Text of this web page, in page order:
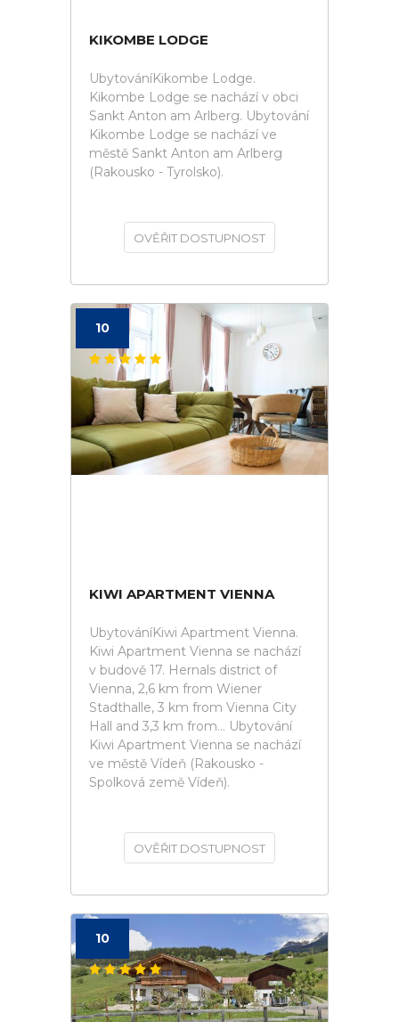
KIKOMBE LODGE
UbytováníKikombe Lodge.
Kikombe Lodge se nachází v obci
Sankt Anton am Arlberg. Ubytování
Kikombe Lodge se nachází ve
městě Sankt Anton am Arlberg
(Rakousko - Tyrolsko).
OVĚŘIT DOSTUPNOST
10
KIWI APARTMENT VIENNA
UbytováníKiwi Apartment Vienna.
Kiwi Apartment Vienna se nachází
v budově 17. Hernals district of
Vienna, 2,6 km from Wiener
Stadthalle, 3 km from Vienna City
Hall and 3,3 km from... Ubytování
Kiwi Apartment Vienna se nachází
ve městě Vídeň (Rakousko -
Spolková země Vídeň).
OVĚŘIT DOSTUPNOST
10